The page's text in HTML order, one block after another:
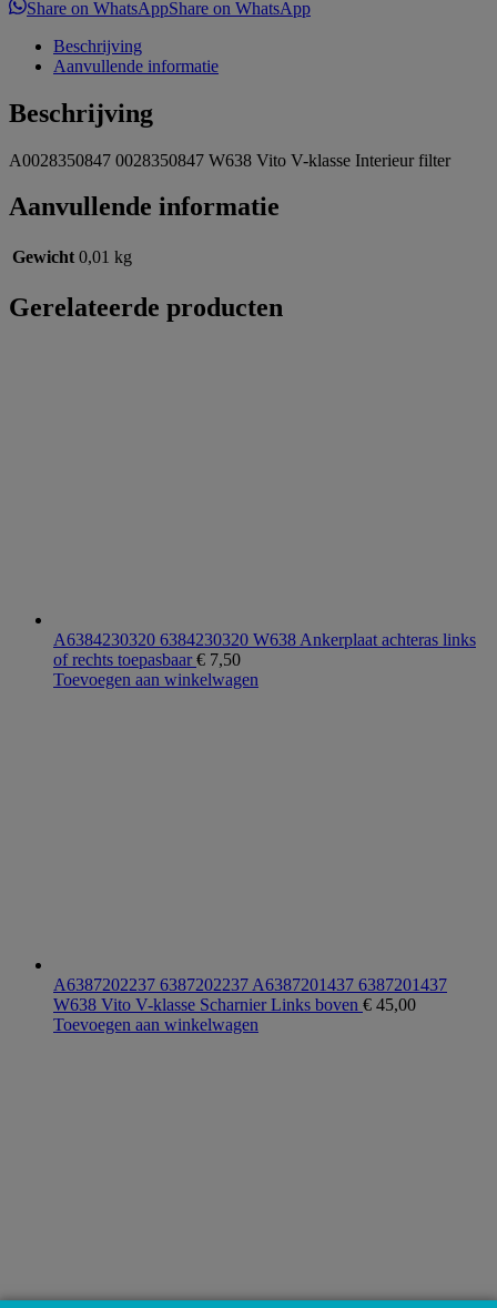
Share on WhatsAppShare on WhatsApp
Beschrijving
Aanvullende informatie
Beschrijving
A0028350847 0028350847 W638 Vito V-klasse Interieur filter
Aanvullende informatie
Gewicht 0,01 kg
Gerelateerde producten
A6384230320 6384230320 W638 Ankerplaat achteras links
of rechts toepasbaar€ 7,50
Toevoegen aan winkelwagen
A6387202237 6387202237 A6387201437 6387201437
W638 Vito V-klasse Scharnier Links boven € 45,00
Toevoegen aan winkelwagen